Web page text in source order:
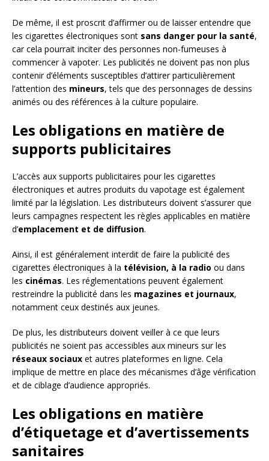
De même, il est proscrit d’affirmer ou de laisser entendre que
les cigarettes électroniques sont sans danger pour la santé,
car cela pourrait inciter des personnes non-fumeuses à
commencer à vapoter. Les publicités ne doivent pas non plus
contenir d’éléments susceptibles d’attirer particulièrement
l’attention des mineurs, tels que des personnages de dessins
animés ou des références à la culture populaire.
Les obligations en matière de
supports publicitaires
L’accès aux supports publicitaires pour les cigarettes
électroniques et autres produits du vapotage est également
limité par la législation. Les distributeurs doivent s’assurer que
leurs campagnes respectent les règles applicables en matière
d’emplacement et de diffusion.
Ainsi, il est généralement interdit de faire la publicité des
cigarettes électroniques à la télévision, à la radio ou dans
les cinémas. Les réglementations peuvent également
restreindre la publicité dans les magazines et journaux,
notamment ceux destinés aux jeunes.
De plus, les distributeurs doivent veiller à ce que leurs
publicités ne soient pas accessibles aux mineurs sur les
réseaux sociaux et autres plateformes en ligne. Cela
implique de mettre en place des mécanismes d’âge vérification
et de ciblage d’audience appropriés.
Les obligations en matière
d’étiquetage et d’avertissements
sanitaires